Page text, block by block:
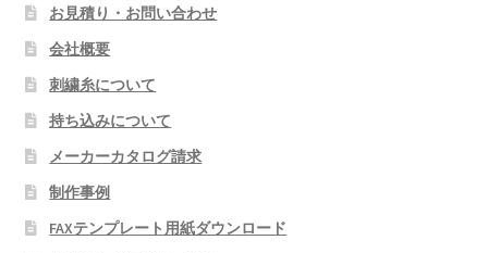
お見積り・お問い合わせ
会社概要
刺繍糸について
持ち込みについて
メーカーカタログ請求
制作事例
FAXテンプレート用紙ダウンロード